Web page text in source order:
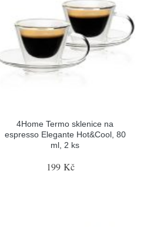
4Home Termo sklenice na
espresso Elegante Hot&Cool, 80
ml, 2 ks
199 Kč